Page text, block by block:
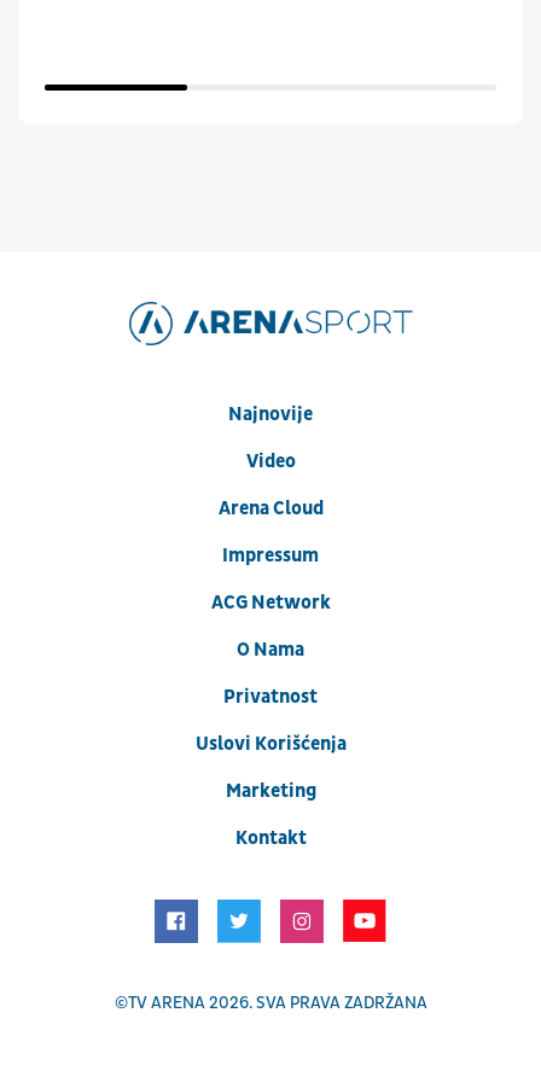
Najnovije
Video
Arena Cloud
Impressum
ACG Network
O Nama
Privatnost
Uslovi Korišćenja
Marketing
Kontakt
©TV ARENA2026. SVA PRAVA ZADRŽANA